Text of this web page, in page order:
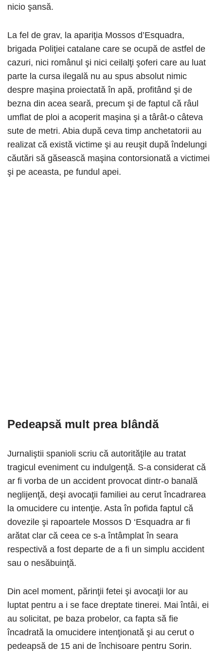
nicio şansă.
La fel de grav, la apariţia Mossos d’Esquadra,
brigada Poliţiei catalane care se ocupă de astfel de
cazuri, nici românul şi nici ceilalţi şoferi care au luat
parte la cursa ilegală nu au spus absolut nimic
despre maşina proiectată în apă, profitând şi de
bezna din acea seară, precum şi de faptul că râul
umflat de ploi a acoperit maşina şi a târât-o câteva
sute de metri. Abia după ceva timp anchetatorii au
realizat că există victime şi au reuşit după îndelungi
căutări să găsească maşina contorsionată a victimei
şi pe aceasta, pe fundul apei.
Pedeapsă mult prea blândă
Jurnaliştii spanioli scriu că autorităţile au tratat
tragicul eveniment cu indulgenţă. S-a considerat că
ar fi vorba de un accident provocat dintr-o banală
neglijenţă, deşi avocaţii familiei au cerut încadrarea
la omucidere cu intenţie. Asta în pofida faptul că
dovezile şi rapoartele Mossos D ‘Esquadra ar fi
arătat clar că ceea ce s-a întâmplat în seara
respectivă a fost departe de a fi un simplu accident
sau o nesăbuinţă.
Din acel moment, părinţii fetei şi avocaţii lor au
luptat pentru a i se face dreptate tinerei. Mai întâi, ei
au solicitat, pe baza probelor, ca fapta să fie
încadrată la omucidere intenţionată şi au cerut o
pedeapsă de 15 ani de închisoare pentru Sorin.